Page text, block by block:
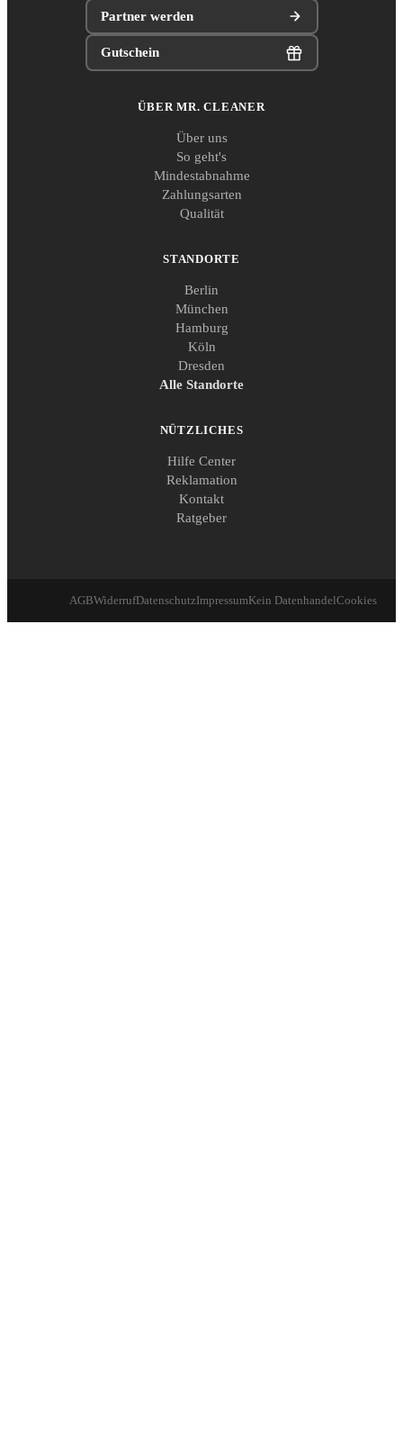
Partner werden
Gutschein
ÜBER MR. CLEANER
Über uns
So geht's
Mindestabnahme
Zahlungsarten
Qualität
STANDORTE
Berlin
München
Hamburg
Köln
Dresden
Alle Standorte
NÜTZLICHES
Hilfe Center
Reklamation
Kontakt
Ratgeber
AGBWiderrufDatenschutzImpressumKein DatenhandelCookies